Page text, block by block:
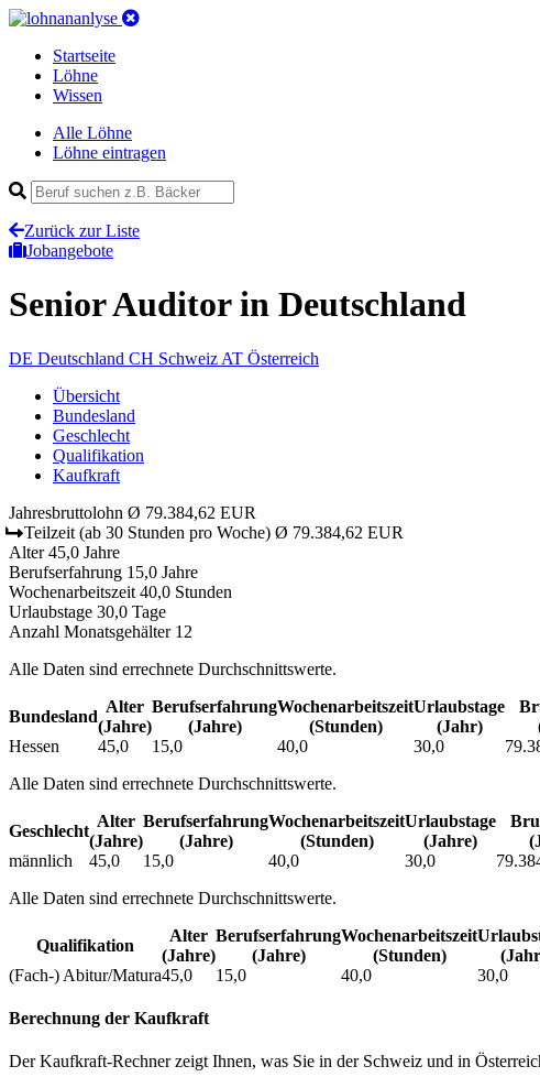
Startseite
Löhne
Wissen
Alle Löhne
Löhne eintragen
Zurück zur Liste
Jobangebote
Senior Auditorin Deutschland
DE Deutschland CH Schweiz AT Österreich
Übersicht
Bundesland
Geschlecht
Qualifikation
Kaufkraft
Jahresbruttolohn Ø 79.384,62 EUR
Teilzeit (ab 30 Stunden pro Woche) Ø 79.384,62 EUR
Alter 45,0 Jahre
Berufserfahrung 15,0 Jahre
Wochenarbeitszeit 40,0 Stunden
Urlaubstage 30,0 Tage
Anzahl Monatsgehälter 12
Alle Daten sind errechnete Durchschnittswerte.
Bundesland
Alter
(Jahre)
Berufs­erfahrung
(Jahre)
Wochen­arbeitszeit
(Stunden)
Urlaubs­tage
(Jahr)
Hessen
45,0 15,0 40,0 30,0
Alle Daten sind errechnete Durchschnittswerte.
Geschlecht
Alter
(Jahre)
Berufs­erfahrung
(Jahre)
Wochen­arbeitszeit
(Stunden)
Urlaubs­tage
(Jahre)
männlich
45,0 15,0 40,0 30,0
Alle Daten sind errechnete Durchschnittswerte.
Qualifikation
Alter
(Jahre)
Berufs­erfahrung
(Jahre)
Wochen­arbeitszeit
(Stunden)
(Fach-) Abitur/Matura45,0 15,0 40,0 30,0
Berechnung der Kaufkraft
Der Kaufkraft-Rechner zeigt Ihnen, was Sie in der Schweiz und in